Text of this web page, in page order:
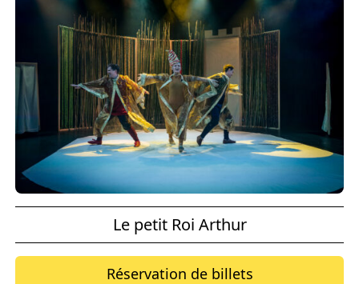
Le petit Roi Arthur
Réservation de billets